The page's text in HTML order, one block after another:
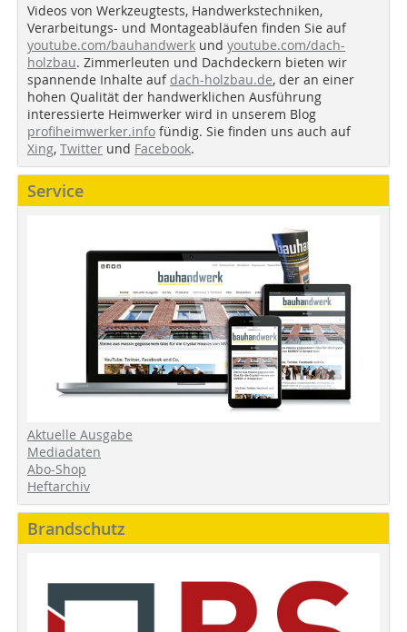
Videos von Werkzeugtests, Handwerkstechniken,
Verarbeitungs- und Montageabläufen finden Sie auf
youtube.com/bauhandwerk und youtube.com/dach-
holzbau. Zimmerleuten und Dachdeckern bieten wir
spannende Inhalte auf dach-holzbau.de, der an einer
hohen Qualität der handwerklichen Ausführung
interessierte Heimwerker wird in unserem Blog
profiheimwerker.info fündig. Sie finden uns auch auf
Xing, Twitter und Facebook.
Service
Aktuelle Ausgabe
Mediadaten
Abo-Shop
Heftarchiv
Brandschutz